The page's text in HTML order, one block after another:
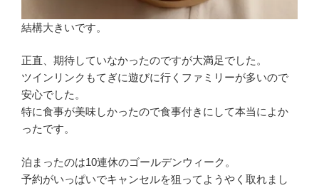
結構大きいです。
正直、期待していなかったのですが大満足でした。
ツインリンクもてぎに遊びに行くファミリーが多いので
安心でした。
特に食事が美味しかったので食事付きにして本当によか
ったです。
泊まったのは10連休のゴールデンウィーク。
予約がいっぱいでキャンセルを狙ってようやく取れまし